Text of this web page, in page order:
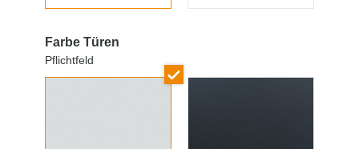
Farbe Türen
Pflichtfeld